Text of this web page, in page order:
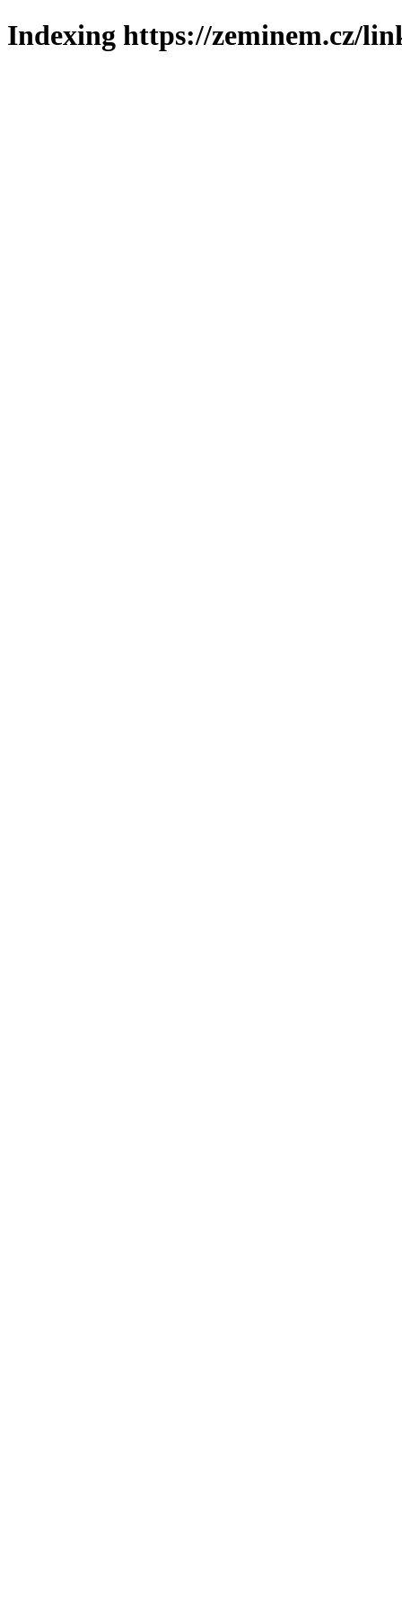
Indexing https://zeminem.cz/